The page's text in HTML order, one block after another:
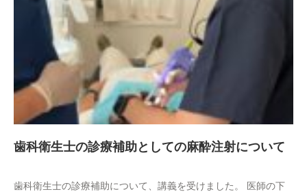
歯科衛生士の診療補助としての麻酔注射について
歯科衛生士の診療補助について、講義を受けました。 医師の下